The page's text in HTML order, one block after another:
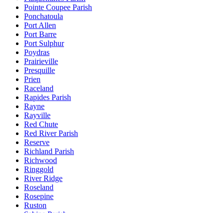
Pointe Coupee Parish
Ponchatoula
Port Allen
Port Barre
Port Sulphur
Poydras
Prairieville
Presquille
Prien
Raceland
Rapides Parish
Rayne
Rayville
Red Chute
Red River Parish
Reserve
Richland Parish
Richwood
Ringgold
River Ridge
Roseland
Rosepine
Ruston